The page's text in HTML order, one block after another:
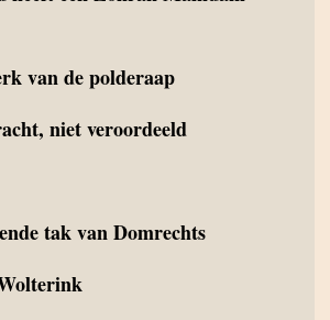
van de polderaap
niet veroordeeld
tak van Domrechts